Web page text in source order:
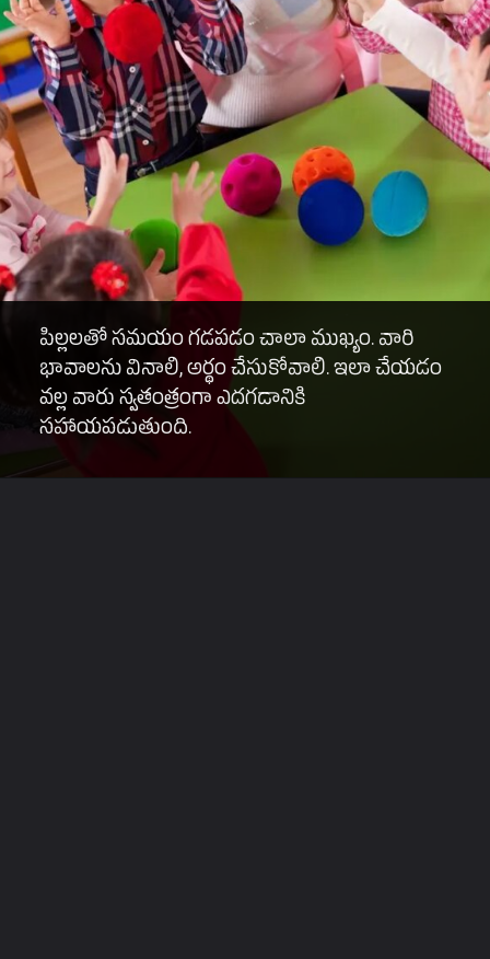
పిల్లలతో సమయం గడపడం చాలా ముఖ్యం. వారి
భావాలను వినాలి, అర్థం చేసుకోవాలి. ఇలా చేయడం
వల్ల వారు స్వతంత్రంగా ఎదగడానికి
సహాయపడుతుంది.